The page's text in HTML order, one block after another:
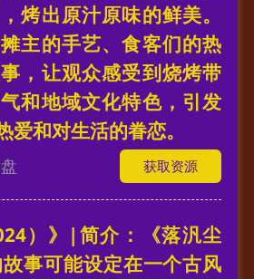
烤出原汁原味的鲜美。
主的手艺、食客们的热
，让观众感受到烧烤带
和地域文化特色，引发
爱和对生活的眷恋。
获取资源
）》|简介：《落汎尘
故事可能设定在一个古风